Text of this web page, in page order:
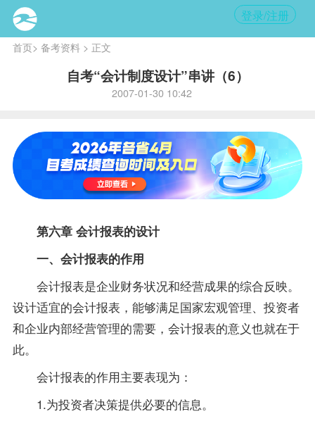
登录/注册
首页> 备考资料> 正文
自考“会计制度设计”串讲（6）
2007-01-30 10:42
第六章 会计报表的设计
一、会计报表的作用
会计报表是企业财务状况和经营成果的综合反映。
设计适宜的会计报表，能够满足国家宏观管理、投资者
和企业内部经营管理的需要，会计报表的意义也就在于
此。
会计报表的作用主要表现为：
1.为投资者决策提供必要的信息。